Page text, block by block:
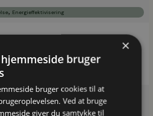
, Energieffektivisering
opnår ISO 50001-certificering for
×
hjemmeside bruger
bruger cookies til at
Ved at bruge
giver du samtykke til